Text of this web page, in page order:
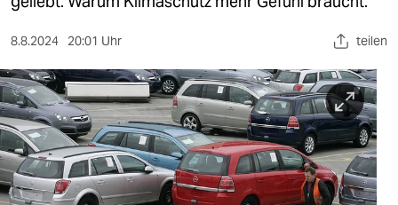
nord
wahrheit
verlag
verlag
8.8.2024 20:01 Uhr teilen